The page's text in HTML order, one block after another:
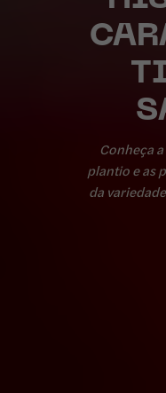
Conheça
plantio e as
da